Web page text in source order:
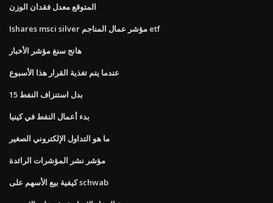
المتوقع معدل فقدان الوزن
Ishares msci silver مؤشر عمال المناجم etf
هانج سنغ مؤشر الأخبار
عندما يتم تغذية القرار هذا الأسبوع
15 بدل استنزاف النفط
بدء أعمال النفط في كينيا
ما هو التداول الإلكتروني الصغير
مؤشر نشر المؤشرات الرائدة
كيفية بيع الأسهم على schwab